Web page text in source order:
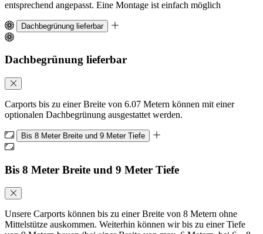
entsprechend angepasst. Eine Montage ist einfach möglich
Dachbegrünung lieferbar
Dachbegrünung lieferbar
Carports bis zu einer Breite von 6.07 Metern können mit einer
optionalen Dachbegrünung ausgestattet werden.
Bis 8 Meter Breite und 9 Meter Tiefe
Bis 8 Meter Breite und 9 Meter Tiefe
Unsere Carports können bis zu einer Breite von 8 Metern ohne
Mittelstütze auskommen. Weiterhin können wir bis zu einer Tiefe